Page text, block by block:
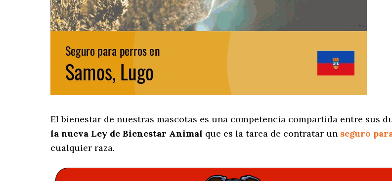
El bienestar de nuestras mascotas es una competencia compartida entre sus
la nueva Ley de Bienestar Animal que es la tarea de contratar un seguro
cualquier raza.